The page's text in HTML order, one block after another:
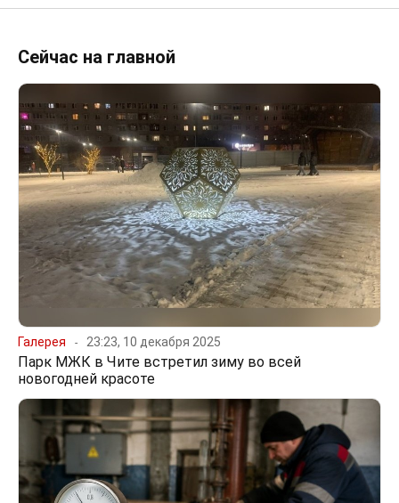
Сейчас на главной
Галерея 23:23, 10 декабря 2025
Парк МЖК в Чите встретил зиму во всей
новогодней красоте